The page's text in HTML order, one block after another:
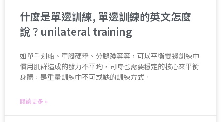
什麼是單邊訓練, 單邊訓練的英文怎麼
說？unilateral training
如單手划船、單腳硬舉、分腿蹲等等，可以平衡雙邊訓練中
慣用肌群造成的發力不平均，同時也需要穩定的核心來平衡
身體，是重量訓練中不可或缺的訓練方式。
閱讀更多 »